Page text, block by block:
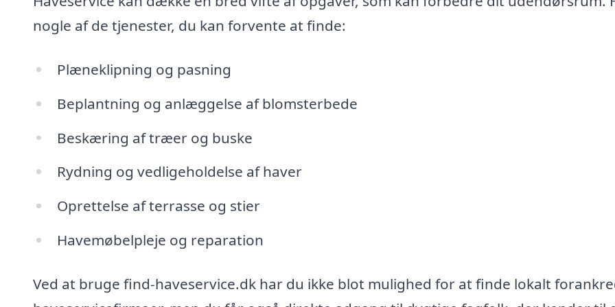
nogle af de tjenester, du kan forvente at finde:
Plæneklipning og pasning
Beplantning og anlæggelse af blomsterbede
Beskæring af træer og buske
Rydning og vedligeholdelse af haver
Oprettelse af terrasse og stier
Havemøbelpleje og reparation
Ved at bruge find-haveservice.dk har du ikke blot mulighed for at finde lokalt